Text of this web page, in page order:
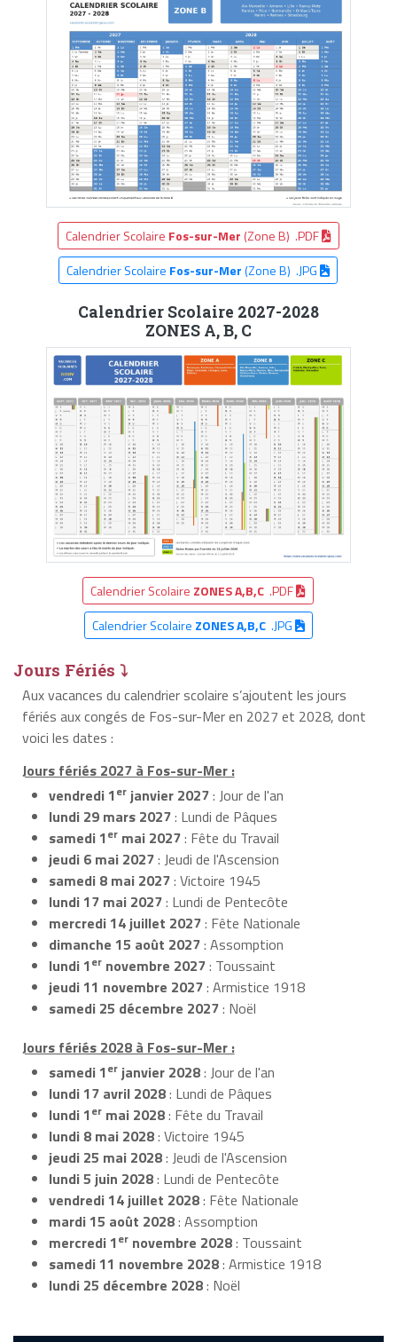
Calendrier Scolaire Fos-sur-Mer (Zone B) .PDF
Calendrier Scolaire Fos-sur-Mer(Zone B) .JPG
Calendrier Scolaire 2027-2028
ZONES A, B, C
Calendrier Scolaire ZONES A,B,C .PDF
Calendrier Scolaire ZONES A,B,C.JPG
Jours Fériés ⤵
Aux vacances du calendrier scolaire s’ajoutent les jours
fériés aux congés de Fos-sur-Mer en 2027 et 2028, dont
voici les dates :
Jours fériés 2027 à Fos-sur-Mer :
vendredi 1er janvier 2027: Jour de l'an
lundi 29 mars 2027: Lundi de Pâques
samedi 1er mai 2027: Fête du Travail
jeudi 6 mai 2027: Jeudi de l'Ascension
samedi 8 mai 2027: Victoire 1945
lundi 17 mai 2027: Lundi de Pentecôte
mercredi 14 juillet 2027: Fête Nationale
dimanche 15 août 2027: Assomption
lundi 1er novembre 2027: Toussaint
jeudi 11 novembre 2027: Armistice 1918
samedi 25 décembre 2027: Noël
Jours fériés 2028 à Fos-sur-Mer :
samedi 1er janvier 2028: Jour de l'an
lundi 17 avril 2028: Lundi de Pâques
lundi 1er mai 2028: Fête du Travail
lundi 8 mai 2028: Victoire 1945
jeudi 25 mai 2028: Jeudi de l'Ascension
lundi 5 juin 2028: Lundi de Pentecôte
vendredi 14 juillet 2028: Fête Nationale
mardi 15 août 2028: Assomption
mercredi 1er novembre 2028: Toussaint
samedi 11 novembre 2028: Armistice 1918
lundi 25 décembre 2028: Noël